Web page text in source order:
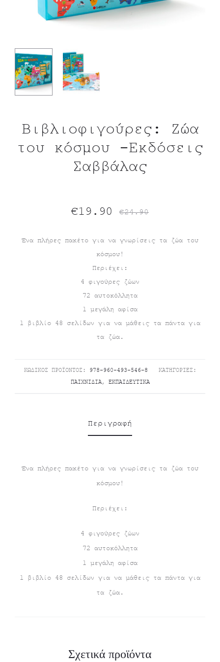
Βιβλιοφιγούρες: Ζώα
του κόσμου -Εκδόσεις
Σαββάλας
Ένα πλήρες πακέτο για να γνωρίσεις τα ζώα του
κόσμου!
Περιέχει:
4 φιγούρες ζώων
72 αυτοκόλλητα
1 μεγάλη αφίσα
1 βιβλίο 48 σελίδων για να μάθεις τα πάντα για
τα ζώα.
€24.90
Original
price
was:
€24.90.
€19.90
Η
τρέχουσα
ΚΩΔΙΚΌΣ ΠΡΟΪΌΝΤΟΣ: 978-960-493-546-8
ΚΑΤΗΓΟΡΊΕΣ:
ΠΑΙΧΝΊΔΙΑ, ΕΚΠΑΙΔΕΥΤΙΚΆ
Περιγραφή
Ένα πλήρες πακέτο για να γνωρίσεις τα ζώα του
κόσμου!
Περιέχει:
4 φιγούρες ζώων
72 αυτοκόλλητα
1 μεγάλη αφίσα
1 βιβλίο 48 σελίδων για να μάθεις τα πάντα για
τα ζώα.
Σχετικά προϊόντα